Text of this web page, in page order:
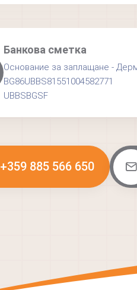
Банкова сметка
Основание за заплащане -
BG86UBBS81551004582771
UBBSBGSF
+359 885 566 650